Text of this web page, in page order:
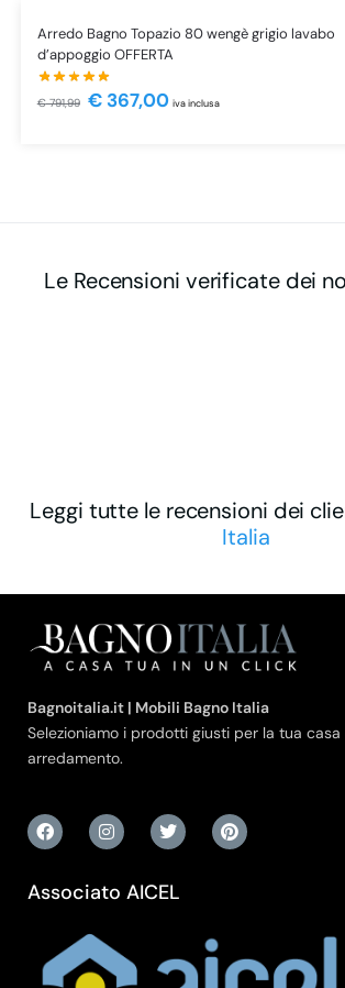
Arredo Bagno Topazio 80 wengè grigio lavabo
d’appoggio OFFERTA
€791,99 €367,00 iva inclusa
Le Recensioni verificate dei
Leggi tutte le recensioni dei
Italia
Bagnoitalia.it | Mobili Bagno Italia
Selezioniamo i prodotti giusti per la tua
arredamento.
Associato AICEL